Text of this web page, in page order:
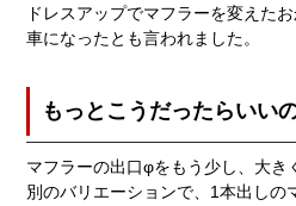
ドレスアップでマフラーを変えた
車になったとも言われました。
もっとこうだったらいい
マフラーの出口φをもう少し、大き
別のバリエーションで、1本出しの